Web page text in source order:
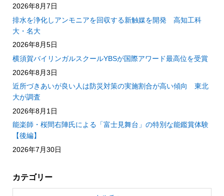
2026年8月7日
排水を浄化しアンモニアを回収する新触媒を開発 高知工科
大・名大
2026年8月5日
横須賀バイリンガルスクールYBSが国際アワード最高位を受賞
2026年8月3日
近所づきあいが良い人は防災対策の実施割合が高い傾向 東北
大が調査
2026年8月1日
能楽師・桜間右陣氏による「富士見舞台」の特別な能鑑賞体験
【後編】
2026年7月30日
カテゴリー